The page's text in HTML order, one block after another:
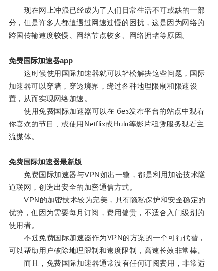
现在网上冲浪已经成为了人们日常生活不可或缺的一部
分，但是许多人都遭遇过网速过慢的困扰，这是因为网络的
跨国传输速度较慢、网络节点较多、网络拥堵等原因。
免费国际加速器app
这时候使用国际加速器就可以轻松解决这些问题，国际
加速器可以穿墙，穿透境界，绕过各种地理限制和限速设
置，从而实现网络加速。
使用免费国际加速器可以在 без发布平台的站点中观看
你喜欢的节目，或使用Netflix或Hulu等影片租赁服务观看主
流媒体。
免费国际加速器最新版
免费国际加速器与VPN如出一辙，都是利用加密技术隧
道联网，创造出安全的加密通信方式。
VPN的加密技术较为完美，具有隐私保护和安全稳定的
优势，但因为需要每月订阅，费用偏贵，不适合入门级别的
使用者。
不过免费国际加速器作为VPN的方案的一个可行代替，
可以帮助用户破除地理限制和速度限制，高速长效非常棒。
而且，免费国际加速器通常没有任何订阅费用，非常适